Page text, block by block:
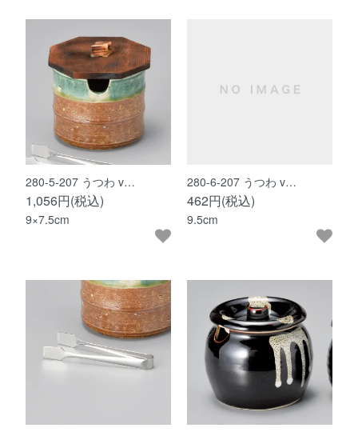
280-5-207 うつわ v…
1,056円(税込)
9×7.5cm
280-6-207 うつわ v…
462円(税込)
9.5cm